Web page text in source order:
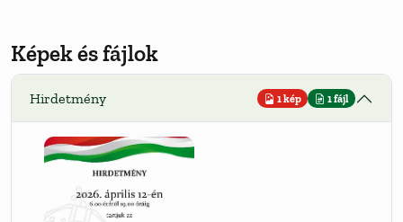
Képek és fájlok
Hirdetmény 1 kép 1 fájl